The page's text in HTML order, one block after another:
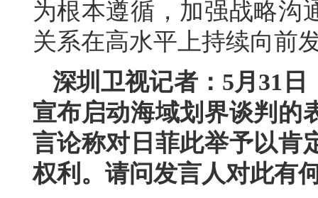
为根本遵循，加强战略沟
关系在高水平上持续向前
深圳卫视记者：5月31
宣布启动海域划界谈判的
言论称对日菲此举予以肯
权利。请问发言人对此有